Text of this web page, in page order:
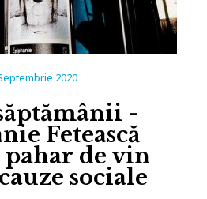
2020
-
Fetească
pahar de vin
sociale